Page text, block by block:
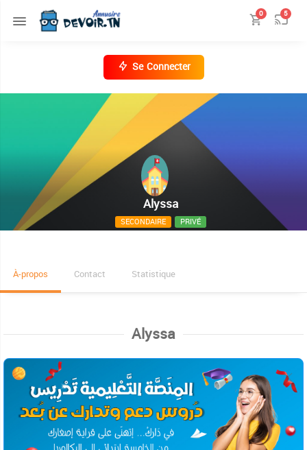
0 5
Se Connecter
Alyssa
SECONDAIRE PRIVÉ
rue Mahmoud Ghaznaoui Menzah IV - Menzah
À-propos Contact Statistique
Alyssa